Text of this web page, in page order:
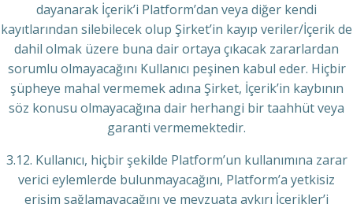
dayanarak İçerik’i Platform’dan veya diğer kendi
kayıtlarından silebilecek olup Şirket’in kayıp veriler/İçerik de
dahil olmak üzere buna dair ortaya çıkacak zararlardan
sorumlu olmayacağını Kullanıcı peşinen kabul eder. Hiçbir
şüpheye mahal vermemek adına Şirket, İçerik’in kaybının
söz konusu olmayacağına dair herhangi bir taahhüt veya
garanti vermemektedir.
3.12. Kullanıcı, hiçbir şekilde Platform’un kullanımına zarar
verici eylemlerde bulunmayacağını, Platform’a yetkisiz
erişim sağlamayacağını ve mevzuata aykırı İçerikler’i